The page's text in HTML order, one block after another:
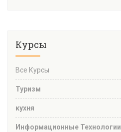
Курсы
Все Курсы
Туризм
кухня
Информационные